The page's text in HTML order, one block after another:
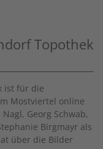
Topothek
ist für die
Mostviertel online
Georg Schwab,
Birgmayr als
über die Bilder